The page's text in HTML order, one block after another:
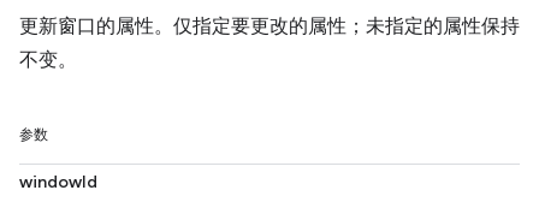
更新窗口的属性。仅指定要更改的属性；未指定的属性保持
不变。
参数
windowId